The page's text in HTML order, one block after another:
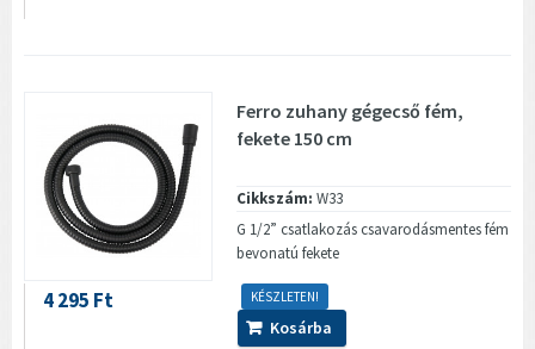
Ferro zuhany gégecső fém,
fekete 150 cm
Cikkszám: W33
G 1/2” csatlakozás csavarodásmentes fém
bevonatú fekete
KÉSZLETEN!
4 295 Ft
Kosárba